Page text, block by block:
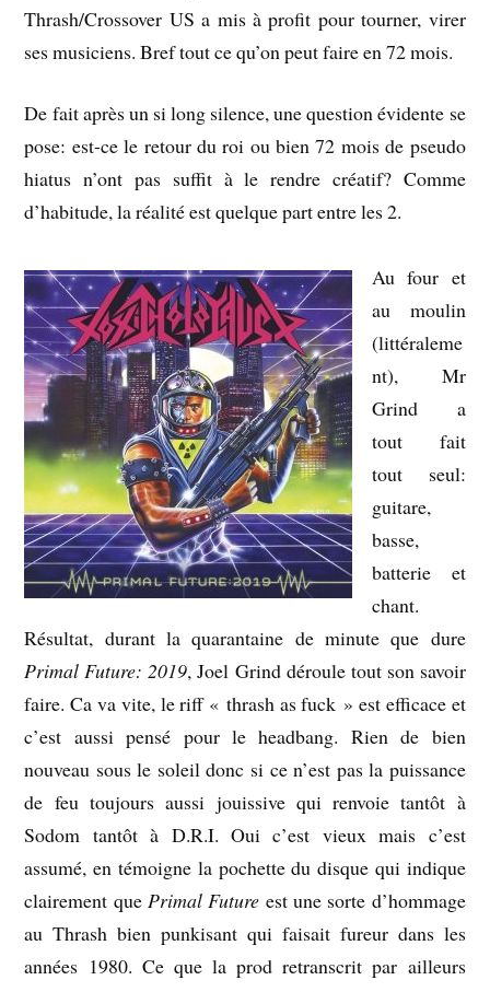
Thrash/Crossover US a mis à profit pour tourner, virer
ses musiciens. Bref tout ce qu’on peut faire en 72 mois.
De fait après un si long silence, une question évidente se
pose: est-ce le retour du roi ou bien 72 mois de pseudo
hiatus n’ont pas suffit à le rendre créatif? Comme
d’habitude, la réalité est quelque part entre les 2.
Au four et
au moulin
(littéraleme
nt), Mr
Grind a
tout fait
tout seul:
guitare,
basse,
batterie et
chant.
Résultat, durant la quarantaine de minute que dure
Primal Future: 2019, Joel Grind déroule tout son savoir
faire. Ca va vite, le riff « thrash as fuck » est efficace et
c’est aussi pensé pour le headbang. Rien de bien
nouveau sous le soleil donc si ce n’est pas la puissance
de feu toujours aussi jouissive qui renvoie tantôt à
Sodom tantôt à D.R.I. Oui c’est vieux mais c’est
assumé, en témoigne la pochette du disque qui indique
clairement quePrimal Future est une sorte d’hommage
au Thrash bien punkisant qui faisait fureur dans les
années 1980. Ce que la prod retranscrit par ailleurs